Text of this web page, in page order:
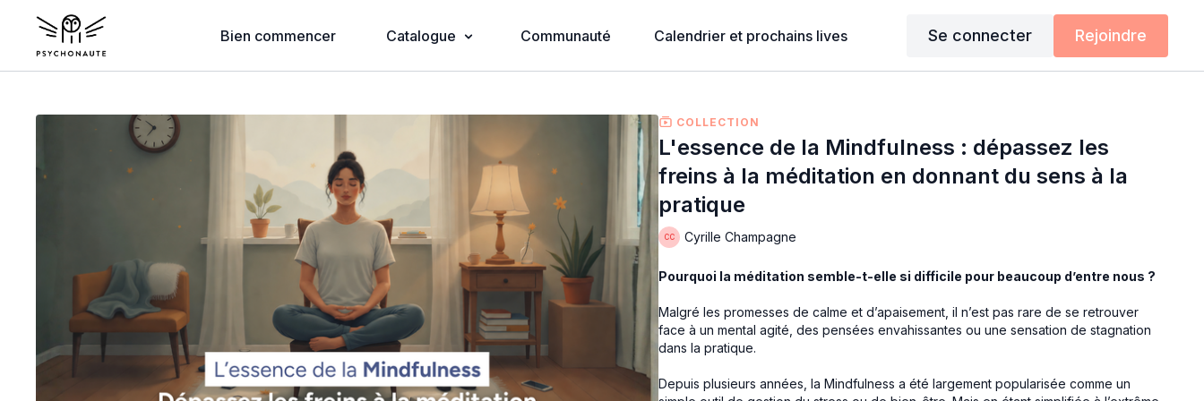
Bien commencer Catalogue Communauté Calendrier et prochains lives Se connecter Rejoindre
COLLECTION
L'essence de la Mindfulness : dépassez les
freins à la méditation en donnant du sens à la
pratique
Cyrille Champagne
Pourquoi la méditation semble-t-elle si difficile pour beaucoup d’entre nous ?
Malgré les promesses de calme et d’apaisement, il n’est pas rare de se retrouver
face à un mental agité, des pensées envahissantes ou une sensation de stagnation
dans la pratique.
Depuis plusieurs années, la Mindfulness a été largement popularisée comme un